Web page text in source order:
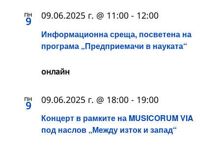
пн
9
Информационна среща, посветена на
програма „Предприемачи в науката“
09.06.2025 г. @ 11:00 - 12:00
онлайн
пн
9
Концерт в рамките на MUSICORUM VIA
под наслов „Между изток и запад“
09.06.2025 г. @ 18:00 - 19:00